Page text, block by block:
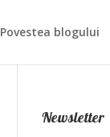
Povestea blogului
Newsletter